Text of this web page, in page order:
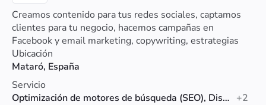
Creamos contenido para tus redes sociales, captamos
clientes para tu negocio, hacemos campañas en
Facebook y email marketing, copywriting, estrategias
creativas, videos promocionales, la web de tu marca y
muchas cosas mas.
Ubicación
Mataró, España
Servicio
Optimización de motores de búsqueda (SEO), Diseño web, UX +2